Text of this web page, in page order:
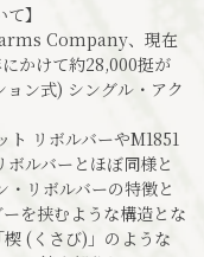
】
Company、現在
かけて約28,000挺が
ン式) シングル・アク
リボルバーやM1851
ルバーとほぼ同様と
リボルバーの特徴と
を挟むような構造とな
(くさび)」のような